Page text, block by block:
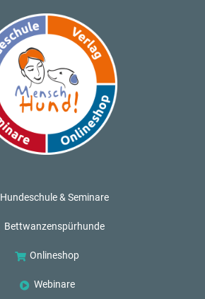
Hundeschule & Seminare
Bettwanzenspürhunde
Onlineshop
Webinare